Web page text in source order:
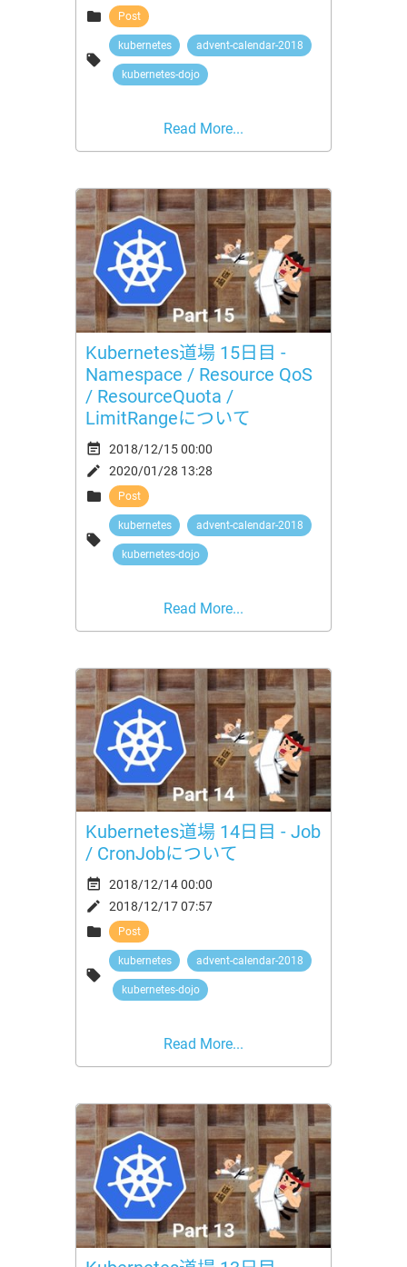
 Post

kubernetes advent-calendar-2018
kubernetes-dojo
Read More...
Kubernetes道場 15日目 -
Namespace / Resource QoS
/ ResourceQuota /
LimitRangeについて
 Post

kubernetes advent-calendar-2018
kubernetes-dojo
 2018/12/15 00:00
 2020/01/28 13:28
Read More...
Kubernetes道場 14日目 - Job
/ CronJobについて
 Post

kubernetes advent-calendar-2018
kubernetes-dojo
 2018/12/14 00:00
 2018/12/17 07:57
Read More...